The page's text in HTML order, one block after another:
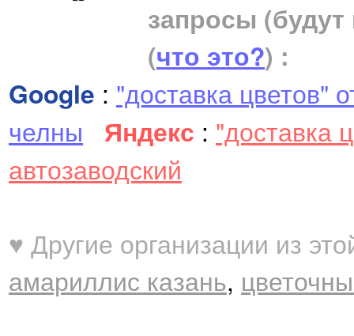
запросы
(что это?) :
Google : "доставка цветов"
челны
Яндекс : "доставка
автозаводский
♥ Другие организации из
амариллис казань,